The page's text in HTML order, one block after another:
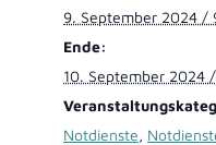
9. September 2024 /
Ende:
10. September 2024
Notdienste,